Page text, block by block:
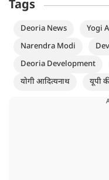
Tags
Deoria News Yogi
Narendra Modi
Deoria Development
योगी आदित्यनाथ
यूपी